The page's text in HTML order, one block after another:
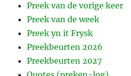
Preek van de vorige keer
Preek van de week
Preek yn it Frysk
Preekbeurten 2026
Preekbeurten 2027